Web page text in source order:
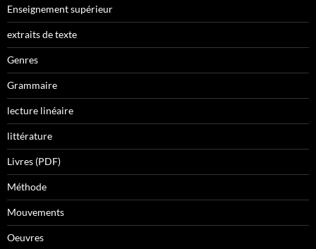
Enseignement supérieur
extraits de texte
Genres
Grammaire
lecture linéaire
littérature
Livres (PDF)
Méthode
Mouvements
Oeuvres